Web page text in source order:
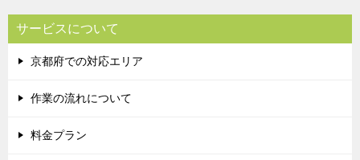
サービスについて
京都府での対応エリア
作業の流れについて
料金プラン